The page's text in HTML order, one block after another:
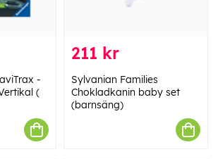
-
(
211 kr
Sylvanian Families
Chokladkanin baby set
(barnsäng)